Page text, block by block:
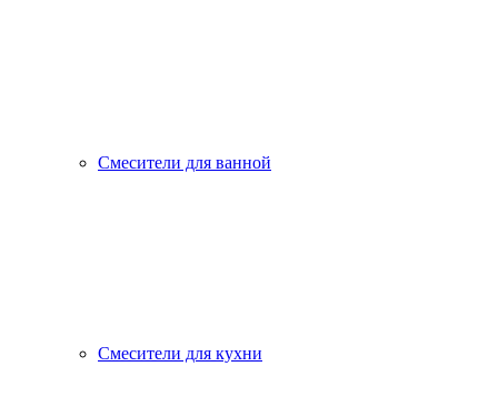
Смесители для ванной
Смесители для кухни